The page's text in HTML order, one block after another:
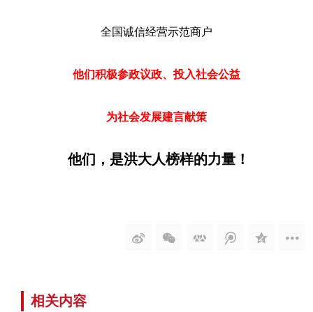
全国诚信经营示范商户
他们积极参政议政、投入社会公益
为社会发展建言献策
他们，是洪大人榜样的力量！
相关内容